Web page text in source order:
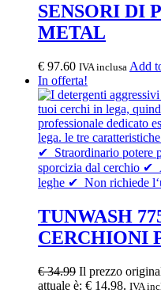
SENSORI DI
METAL
€ 97.60 IVA inclusa Add
In offerta!
TUNWASH
CERCHIONI
€34.99 Il prezzo
attuale è: € 14.98. IVA